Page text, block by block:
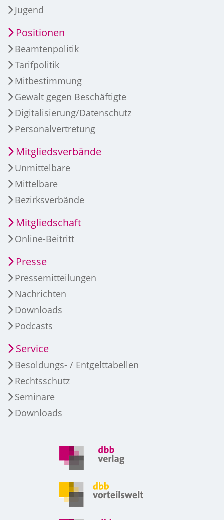
Jugend
Positionen
Beamtenpolitik
Tarifpolitik
Mitbestimmung
Gewalt gegen Beschäftigte
Digitalisierung/Datenschutz
Personalvertretung
Mitgliedsverbände
Unmittelbare
Mittelbare
Bezirksverbände
Mitgliedschaft
Online-Beitritt
Presse
Pressemitteilungen
Nachrichten
Downloads
Podcasts
Service
Besoldungs- / Entgelttabellen
Rechtsschutz
Seminare
Downloads